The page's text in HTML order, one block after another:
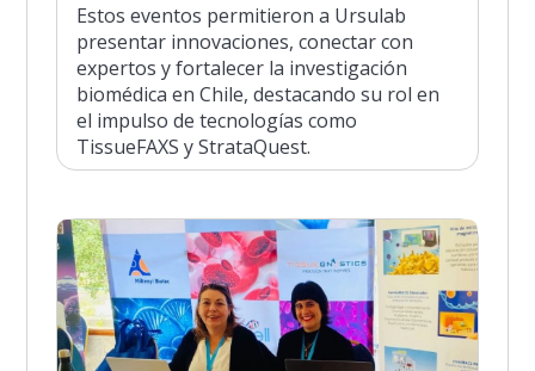
Estos eventos permitieron a Ursulab
presentar innovaciones, conectar con
expertos y fortalecer la investigación
biomédica en Chile, destacando su rol en
el impulso de tecnologías como
TissueFAXS y StrataQuest.